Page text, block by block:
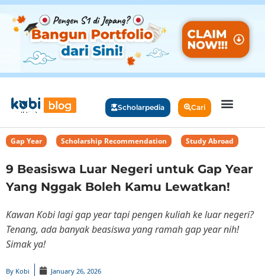
Scholarpedia Cari
Gap Year Scholarship Recommendation Study Abroad
9 Beasiswa Luar Negeri untuk Gap Year
Yang Nggak Boleh Kamu Lewatkan!
Kawan Kobi lagi gap year tapi pengen kuliah ke luar negeri?
Tenang, ada banyak beasiswa yang ramah gap year nih!
Simak ya!
By Kobi January 26, 2026